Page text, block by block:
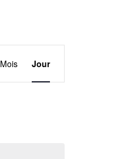
Navigation
de
Mois Jour